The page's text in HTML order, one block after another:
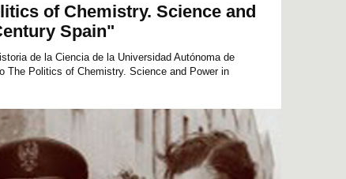
of Chemistry. Science and
Spain"
de la Ciencia de la Universidad Autónoma de
The Politics of Chemistry. Science and Power in